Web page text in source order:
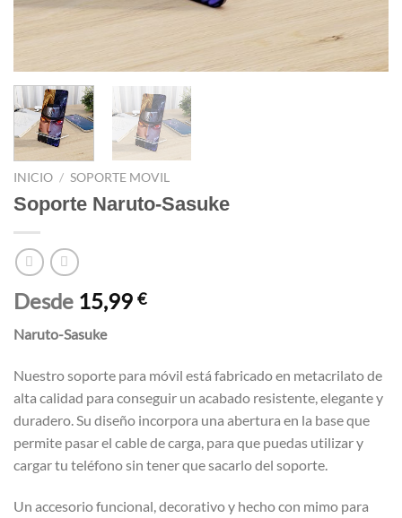
INICIO / SOPORTE MOVIL
Soporte Naruto-Sasuke
Desde 15,99 €
Naruto-Sasuke
Nuestro soporte para móvil está fabricado en metacrilato de
alta calidad para conseguir un acabado resistente, elegante y
duradero. Su diseño incorpora una abertura en la base que
permite pasar el cable de carga, para que puedas utilizar y
cargar tu teléfono sin tener que sacarlo del soporte.
Un accesorio funcional, decorativo y hecho con mimo para